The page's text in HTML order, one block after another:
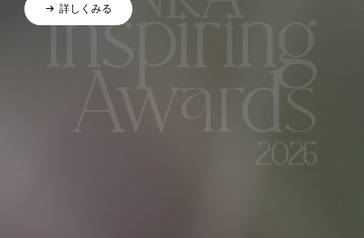
詳しくみる